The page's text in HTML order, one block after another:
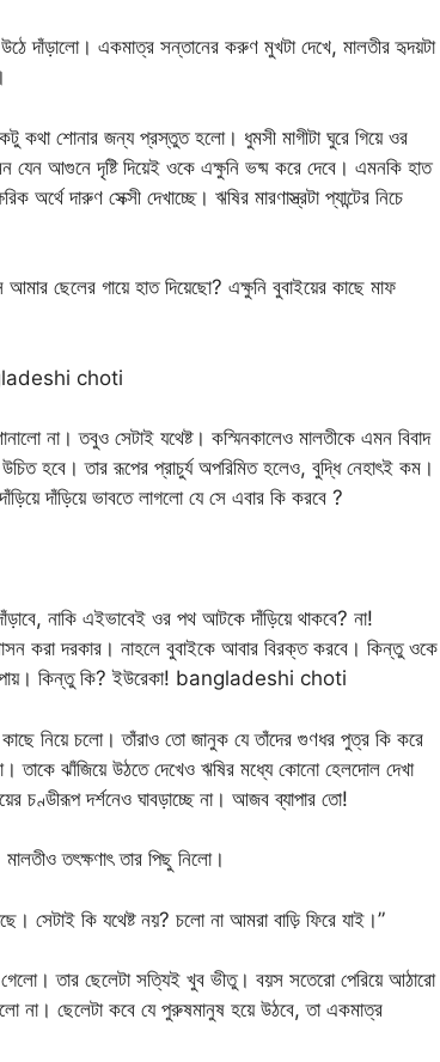
দাঁড়ালো। একমাত্র সন্তানের করুণ মুখটা দেখে, মালতীর হৃদয়টা
কথা শোনার জন্য প্রস্তুত হলো। ধুমসী মাগীটা ঘুরে গিয়ে ওর
যেন আগুনে দৃষ্টি দিয়েই ওকে এক্ষুনি ভষ্ম করে দেবে। এমনকি হাত
দারুণ সেক্সী দেখাচ্ছে। ঋষির মারণাস্ত্রটা প্যান্টের নিচে
ছেলের গায়ে হাত দিয়েছো? এক্ষুনি বুবাইয়ের কাছে মাফ
choti
না। তবুও সেটাই যথেষ্ট। কস্মিনকালেও মালতীকে এমন বিবাদ
হবে। তার রূপের প্রাচুর্য অপরিমিত হলেও, বুদ্ধি নেহাৎই কম।
দাঁড়িয়ে ভাবতে লাগলো যে সে এবার কি করবে ?
নাকি এইভাবেই ওর পথ আটকে দাঁড়িয়ে থাকবে? না!
করা দরকার। নাহলে বুবাইকে আবার বিরক্ত করবে। কিন্তু ওকে
পায়। কিন্তু কি? ইউরেকা! bangladeshi choti
নিয়ে চলো। তাঁরাও তো জানুক যে তাঁদের গুণধর পুত্র কি করে
তাকে ঝাঁজিয়ে উঠতে দেখেও ঋষির মধ্যে কোনো হেলদোল দেখা
চণ্ডীরূপ দর্শনেও ঘাবড়াচ্ছে না। আজব ব্যাপার তো!
তৎক্ষণাৎ তার পিছু নিলো।
সেটাই কি যথেষ্ট নয়? চলো না আমরা বাড়ি ফিরে যাই।”
তার ছেলেটা সত্যিই খুব ভীতু। বয়স সতেরো পেরিয়ে আঠারো
না। ছেলেটা কবে যে পুরুষমানুষ হয়ে উঠবে, তা একমাত্র